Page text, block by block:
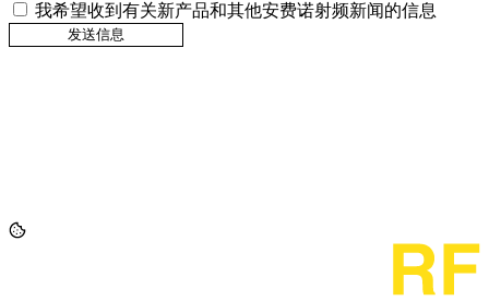
我希望收到有关新产品和其他安费诺射频新闻的信息